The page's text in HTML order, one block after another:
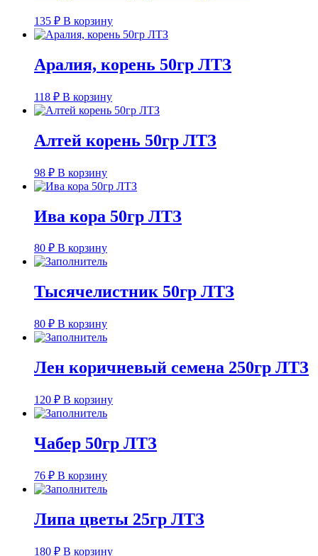
135 ₽ В корзину
Аралия, корень 50гр ЛТЗ
118 ₽ В корзину
Алтей корень 50гр ЛТЗ
98 ₽ В корзину
Ива кора 50гр ЛТЗ
80 ₽ В корзину
Тысячелистник 50гр ЛТЗ
80 ₽ В корзину
Лен коричневый семена 250гр ЛТЗ
120 ₽ В корзину
Чабер 50гр ЛТЗ
76 ₽ В корзину
Липа цветы 25гр ЛТЗ
180 ₽ В корзину